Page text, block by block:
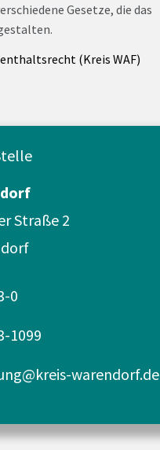
Gesetze, die das
(Kreis WAF)
Straße 2
0
1099
warendorf.de